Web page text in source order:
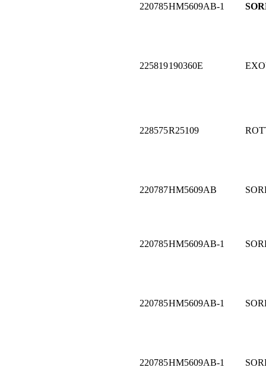
220785HM5609AB-1
225819190360E
228575R25109
220787HM5609AB
220785HM5609AB-1
220785HM5609AB-1
220785HM5609AB-1